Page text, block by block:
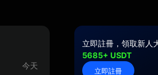
今天
立即註冊，領取新人
5685+ USDT
立即註冊